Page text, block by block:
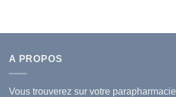
A PROPOS
Vous trouverez sur votre parapharmacie